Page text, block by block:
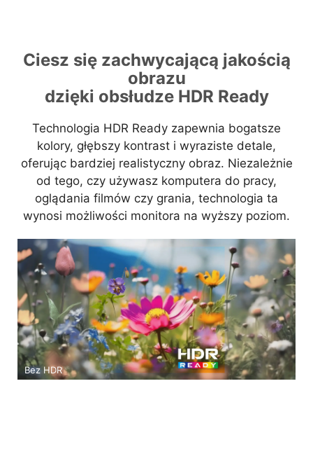
Ciesz się zachwycającą jakością
obrazu
dzięki obsłudze HDR Ready
Technologia HDR Ready zapewnia bogatsze
kolory, głębszy kontrast i wyraziste detale,
oferując bardziej realistyczny obraz. Niezależnie
od tego, czy używasz komputera do pracy,
oglądania filmów czy grania, technologia ta
wynosi możliwości monitora na wyższy poziom.
Bez HDR